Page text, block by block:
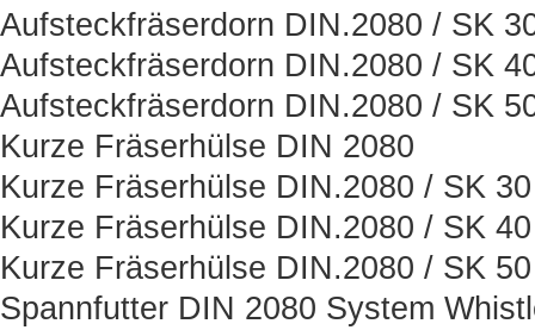
Aufsteckfräserdorn DIN.2080 / SK
Aufsteckfräserdorn DIN.2080 / SK
Aufsteckfräserdorn DIN.2080 / SK
Kurze Fräserhülse DIN 2080
Kurze Fräserhülse DIN.2080 / SK 30
Kurze Fräserhülse DIN.2080 / SK 40
Kurze Fräserhülse DIN.2080 / SK 50
Spannfutter DIN 2080 System